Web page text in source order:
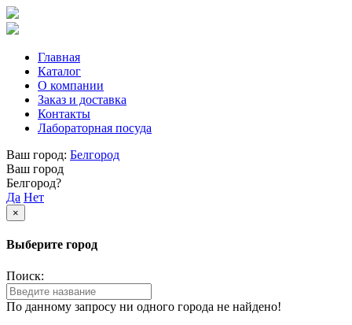
Главная
Каталог
О компании
Заказ и доставка
Контакты
Лабораторная посуда
Ваш город: Белгород
Ваш город
Белгород?
Да Нет
×
Выберите город
Поиск:
По данному запросу ни одного города не найдено!